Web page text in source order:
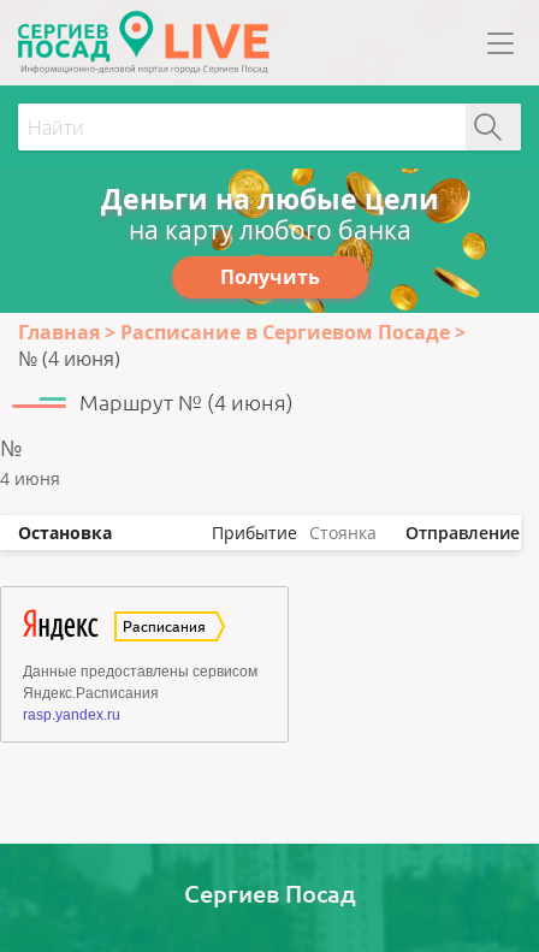
Деньги на любые цели
на карту любого банка
Получить
Главная
Расписание в Сергиевом Посаде
№ (4 июня)
Маршрут № (4 июня)
№
4 июня
Остановка Прибытие Стоянка Отправление
Сергиев Посад